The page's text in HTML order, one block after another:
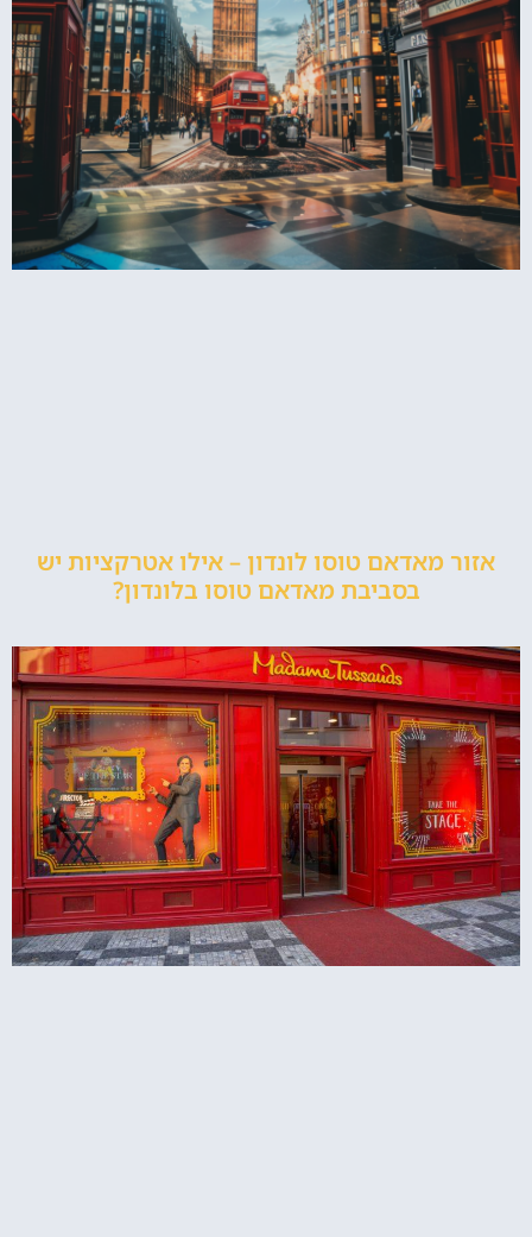
אזור מאדאם טוסו לונדון – אילו אטרקציות יש
בסביבת מאדאם טוסו בלונדון?